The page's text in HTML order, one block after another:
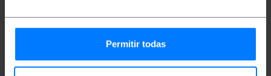
Permitir todas
Vídeos